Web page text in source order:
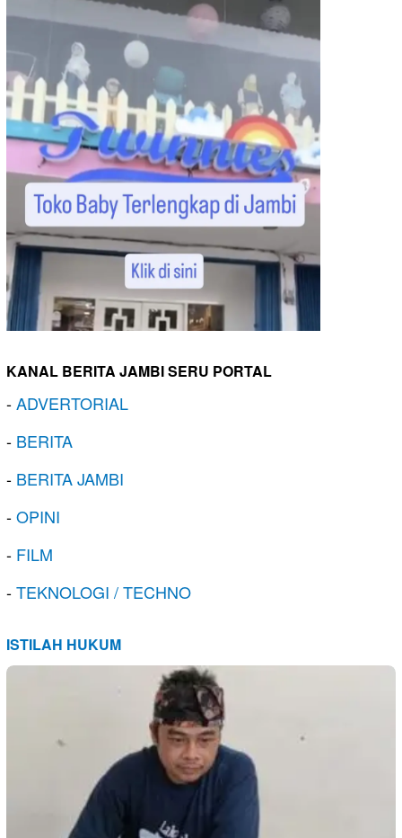
KANAL BERITA JAMBI SERU PORTAL
-ADVERTORIAL
- BERITA
- BERITA JAMBI
-OPINI
- FILM
-TEKNOLOGI / TECHNO
ISTILAH HUKUM